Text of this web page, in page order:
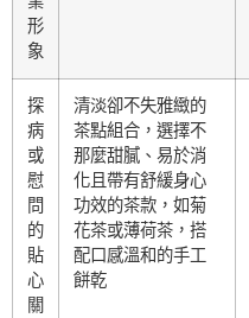
形
象
探
病
或
慰
問
的
貼
心
關
清淡卻不失雅緻的
茶點組合，選擇不
那麼甜膩、易於消
化且帶有舒緩身心
功效的茶款，如菊
花茶或薄荷茶，搭
配口感溫和的手工
餅乾